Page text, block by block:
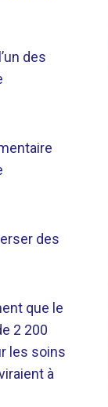
des
des
que le
2 200
les soins
à